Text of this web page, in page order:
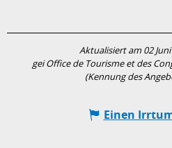
Aktualisiert am 02
gei Office de Tourisme et des
(Kennung des
Einen